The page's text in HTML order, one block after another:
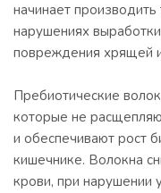
начинает
нарушениях
повреждения хрящей
Пребиотические
которые не
и обеспечивают рост
кишечнике. Волокна
крови, при нарушении